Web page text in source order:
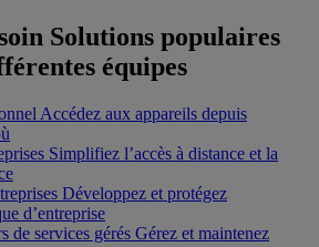
Solutions populaires
équipes
Accédez aux appareils depuis
Simplifiez l’accès à distance et la
Développez et protégez
d’entreprise
de services gérés Gérez et maintenez